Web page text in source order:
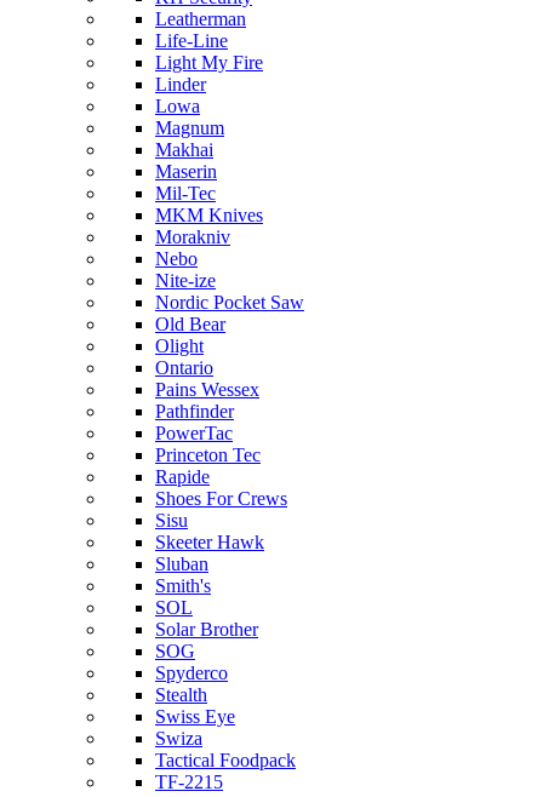
Leatherman
Life-Line
Light My Fire
Linder
Lowa
Magnum
Makhai
Maserin
Mil-Tec
MKM Knives
Morakniv
Nebo
Nite-ize
Nordic Pocket Saw
Old Bear
Olight
Ontario
Pains Wessex
Pathfinder
PowerTac
Princeton Tec
Rapide
Shoes For Crews
Sisu
Skeeter Hawk
Sluban
Smith's
SOL
Solar Brother
SOG
Spyderco
Stealth
Swiss Eye
Swiza
Tactical Foodpack
TF-2215